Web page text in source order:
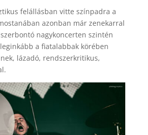
felállásban vitte színpadra a
azonban már zenekarral
nagykoncerten szintén
a fiatalabbak körében
lázadó, rendszerkritikus,